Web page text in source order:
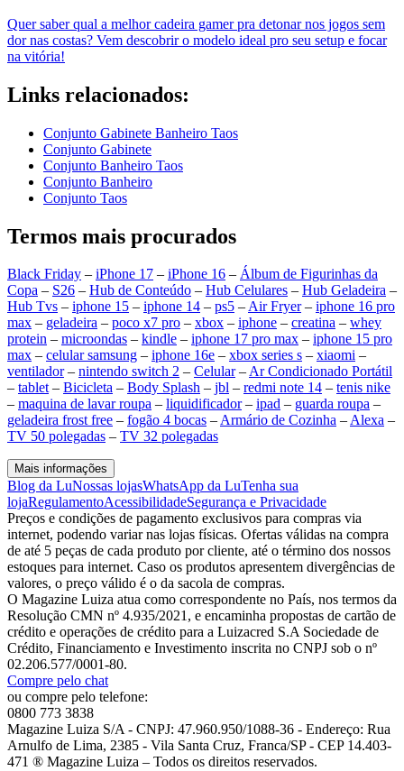
Quer saber qual a melhor cadeira gamer pra detonar nos jogos sem
dor nas costas? Vem descobrir o modelo ideal pro seu setup e focar
na vitória!
Links relacionados:
Conjunto Gabinete Banheiro Taos
Conjunto Gabinete
Conjunto Banheiro Taos
Conjunto Banheiro
Conjunto Taos
Termos mais procurados
Black Friday – iPhone 17 – iPhone 16 – Álbum de Figurinhas da
Copa – S26 – Hub de Conteúdo – Hub Celulares – Hub Geladeira –
Hub Tvs – iphone 15 – iphone 14 – ps5 –Air Fryer– iphone 16 pro
max – geladeira – poco x7 pro – xbox – iphone – creatina – whey
protein – microondas – kindle – iphone 17 pro max – iphone 15 pro
max – celular samsung – iphone 16e – xbox series s – xiaomi –
ventilador– nintendo switch 2 – Celular–Ar Condicionado Portátil
– tablet– Bicicleta – Body Splash – jbl – redmi note 14 – tenis nike
– maquina de lavar roupa – liquidificador– ipad – guarda roupa –
geladeira frost free – fogão 4 bocas –Armário de Cozinha –Alexa –
TV 50 polegadas – TV 32 polegadas
Mais informações
Blog da LuNossas lojasWhatsApp da LuTenha sua
lojaRegulamentoAcessibilidadeSegurança e Privacidade
Preços e condições de pagamento exclusivos para compras via
internet, podendo variar nas lojas físicas. Ofertas válidas na compra
de até 5 peças de cada produto por cliente, até o término dos nossos
estoques para internet. Caso os produtos apresentem divergências de
valores, o preço válido é o da sacola de compras.
O Magazine Luiza atua como correspondente no País, nos termos da
Resolução CMN nº 4.935/2021, e encaminha propostas de cartão de
crédito e operações de crédito para a Luizacred S.A Sociedade de
Crédito, Financiamento e Investimento inscrita no CNPJ sob o nº
02.206.577/0001-80.
Compre pelo chat
ou compre pelo telefone:
0800 773 3838
Magazine Luiza S/A - CNPJ: 47.960.950/1088-36 - Endereço: Rua
Arnulfo de Lima, 2385 - Vila Santa Cruz, Franca/SP - CEP 14.403-
471 ® Magazine Luiza – Todos os direitos reservados.